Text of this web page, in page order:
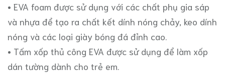
• EVA foam được sử dụng với các chất phụ gia sáp
và nhựa để tạo ra chất kết dính nóng chảy, keo dính
nóng và các loại giày bóng đá đỉnh cao.
• Tấm xốp thủ công EVA được sử dụng để làm xốp
dán tường dành cho trẻ em.